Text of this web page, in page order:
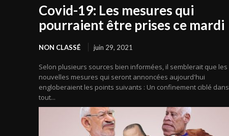
Covid-19: Les mesures qui
pourraient être prises ce mardi
NON CLASSÉ juin 29, 2021
Selon plusieurs sources bien informées, il semblerait que les
nouvelles mesures qui seront annoncées aujourd'hui
engloberaient les points suivants : Un confinement ciblé dans
tout...